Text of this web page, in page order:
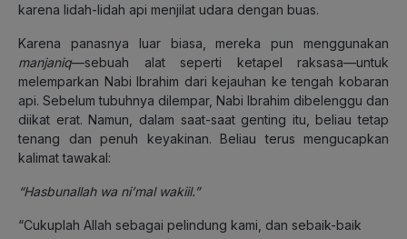
karena lidah-lidah api menjilat udara dengan buas.
Karena panasnya luar biasa, mereka pun menggunakan
manjaniq—sebuah alat seperti ketapel raksasa—untuk
melemparkan Nabi Ibrahim dari kejauhan ke tengah kobaran
api. Sebelum tubuhnya dilempar, Nabi Ibrahim dibelenggu dan
diikat erat. Namun, dalam saat-saat genting itu, beliau tetap
tenang dan penuh keyakinan. Beliau terus mengucapkan
kalimat tawakal:
“Hasbunallah wa ni’mal wakiil.”
“Cukuplah Allah sebagai pelindung kami, dan sebaik-baik